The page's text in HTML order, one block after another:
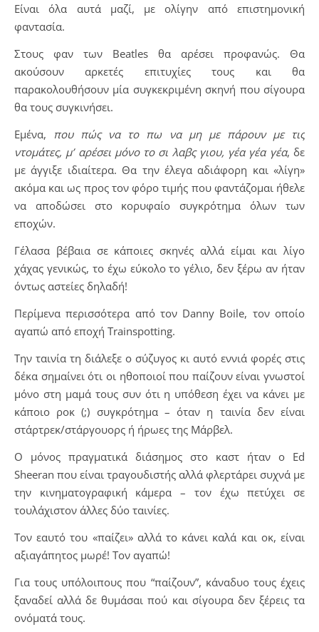
Είναι όλα αυτά μαζί, με ολίγην από επιστημονική
φαντασία.
Στους φαν των Beatles θα αρέσει προφανώς. Θα
ακούσουν αρκετές επιτυχίες τους και θα
παρακολουθήσουν μία συγκεκριμένη σκηνή που σίγουρα
θα τους συγκινήσει.
Εμένα, που πώς να το πω να μη με πάρουν με τις
ντομάτες, μ’ αρέσει μόνο το σι λαβς γιου, γέα γέα γέα, δε
με άγγιξε ιδιαίτερα. Θα την έλεγα αδιάφορη και «λίγη»
ακόμα και ως προς τον φόρο τιμής που φαντάζομαι ήθελε
να αποδώσει στο κορυφαίο συγκρότημα όλων των
εποχών.
Γέλασα βέβαια σε κάποιες σκηνές αλλά είμαι και λίγο
χάχας γενικώς, το έχω εύκολο το γέλιο, δεν ξέρω αν ήταν
όντως αστείες δηλαδή!
Περίμενα περισσότερα από τον Danny Boile, τον οποίο
αγαπώ από εποχή Trainspotting.
Την ταινία τη διάλεξε ο σύζυγος κι αυτό εννιά φορές στις
δέκα σημαίνει ότι οι ηθοποιοί που παίζουν είναι γνωστοί
μόνο στη μαμά τους συν ότι η υπόθεση έχει να κάνει με
κάποιο ροκ (;) συγκρότημα – όταν η ταινία δεν είναι
στάρτρεκ/στάργουορς ή ήρωες της Μάρβελ.
Ο μόνος πραγματικά διάσημος στο καστ ήταν ο Ed
Sheeran που είναι τραγουδιστής αλλά φλερτάρει συχνά με
την κινηματογραφική κάμερα – τον έχω πετύχει σε
τουλάχιστον άλλες δύο ταινίες.
Τον εαυτό του «παίζει» αλλά το κάνει καλά και οκ, είναι
αξιαγάπητος μωρέ! Τον αγαπώ!
Για τους υπόλοιπους που “παίζουν”, κάναδυο τους έχεις
ξαναδεί αλλά δε θυμάσαι πού και σίγουρα δεν ξέρεις τα
ονόματά τους.